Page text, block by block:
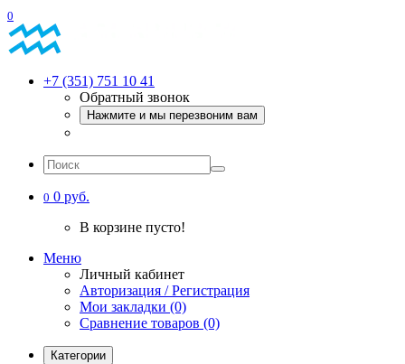
0
+7 (351) 751 10 41
Обратный звонок
Нажмите и мы перезвоним вам
0 0 руб.
В корзине пусто!
Меню
Личный кабинет
Авторизация / Регистрация
Мои закладки (0)
Сравнение товаров (0)
Категории